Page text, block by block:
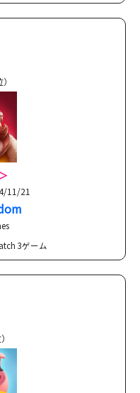
11/21
3ゲーム